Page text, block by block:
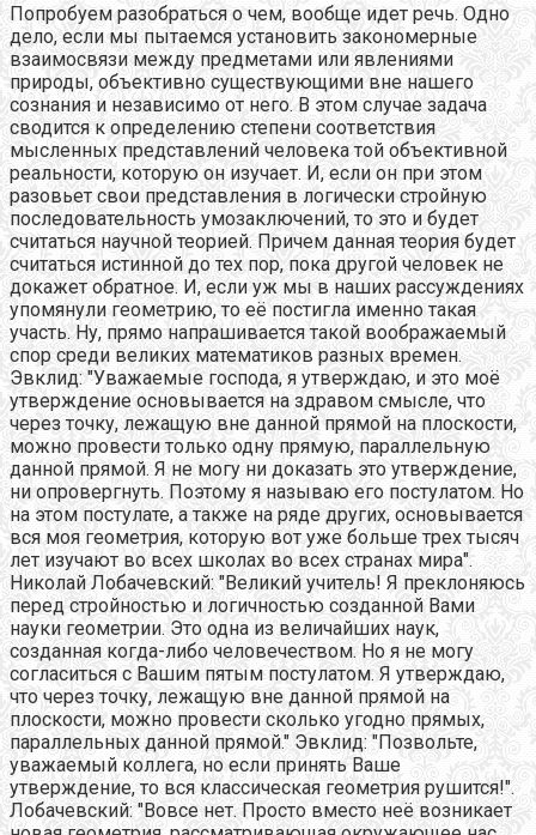
Попробуем разобраться о чем, вообще идет речь. Одно
дело, если мы пытаемся установить закономерные
взаимосвязи между предметами или явлениями
природы, объективно существующими вне нашего
сознания и независимо от него. В этом случае задача
сводится к определению степени соответствия
мысленных представлений человека той объективной
реальности, которую он изучает. И, если он при этом
разовьет свои представления в логически стройную
последовательность умозаключений, то это и будет
считаться научной теорией. Причем данная теория будет
считаться истинной до тех пор, пока другой человек не
докажет обратное. И, если уж мы в наших рассуждениях
упомянули геометрию, то её постигла именно такая
участь. Ну, прямо напрашивается такой воображаемый
спор среди великих математиков разных времен.
Эвклид: "Уважаемые господа, я утверждаю, и это моё
утверждение основывается на здравом смысле, что
через точку, лежащую вне данной прямой на плоскости,
можно провести только одну прямую, параллельную
данной прямой. Я не могу ни доказать это утверждение,
ни опровергнуть. Поэтому я называю его постулатом. Но
на этом постулате, а также на ряде других, основывается
вся моя геометрия, которую вот уже больше трех тысяч
лет изучают во всех школах во всех странах мира".
Николай Лобачевский: "Великий учитель! Я преклоняюсь
перед стройностью и логичностью созданной Вами
науки геометрии. Это одна из величайших наук,
созданная когда-либо человечеством. Но я не могу
согласиться с Вашим пятым постулатом. Я утверждаю,
что через точку, лежащую вне данной прямой на
плоскости, можно провести сколько угодно прямых,
параллельных данной прямой." Эвклид: "Позвольте,
уважаемый коллега, но если принять Ваше
утверждение, то вся классическая геометрия рушится!".
Лобачевский: "Вовсе нет. Просто вместо неё возникает